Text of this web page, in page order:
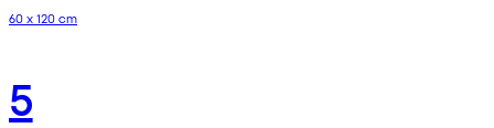
60 x 120 cm
5